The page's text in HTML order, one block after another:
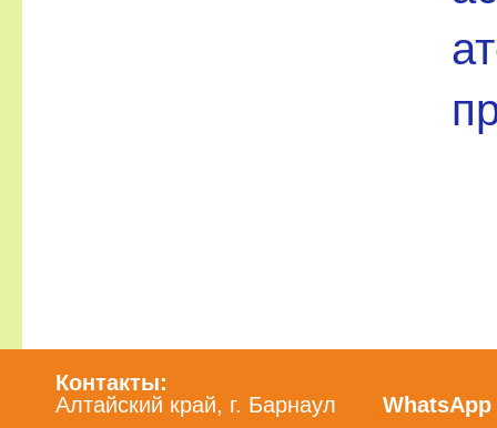
Контакты:
Алтайский край, г. Барнаул